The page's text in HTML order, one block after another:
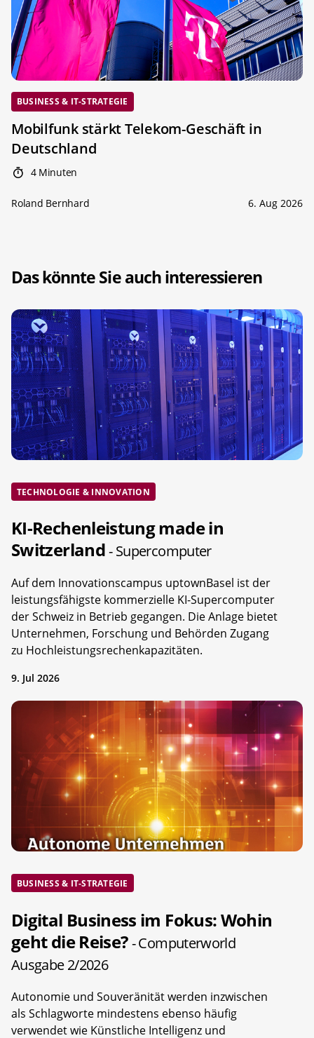
BUSINESS & IT-STRATEGIE
Mobilfunk stärkt Telekom-Geschäft in
Deutschland
4 Minuten
Roland Bernhard 6. Aug 2026
Das könnte Sie auch interessieren
TECHNOLOGIE & INNOVATION
KI-Rechenleistung made in
Switzerland- Supercomputer
Auf dem Innovationscampus uptownBasel ist der
leistungsfähigste kommerzielle KI-Supercomputer
der Schweiz in Betrieb gegangen. Die Anlage bietet
Unternehmen, Forschung und Behörden Zugang
zu Hochleistungsrechenkapazitäten.
9. Jul 2026
BUSINESS & IT-STRATEGIE
Digital Business im Fokus: Wohin
geht die Reise?- Computerworld
Ausgabe 2/2026
Autonomie und Souveränität werden inzwischen
als Schlagworte mindestens ebenso häufig
verwendet wie Künstliche Intelligenz und